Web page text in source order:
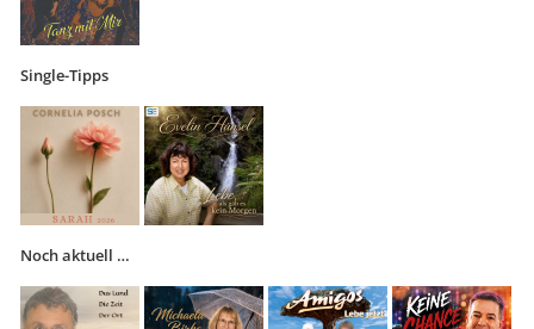
Single-Tipps
Noch aktuell …